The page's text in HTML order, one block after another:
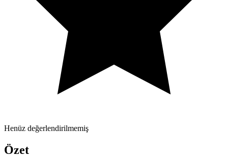
Henüz değerlendirilmemiş
Özet